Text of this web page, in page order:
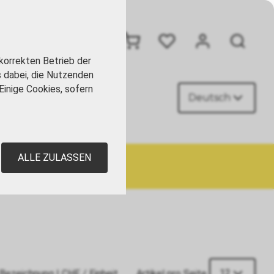
Deutsch
Betrieb der
die Nutzenden
Cookies, sofern
ALLE ZULASSEN